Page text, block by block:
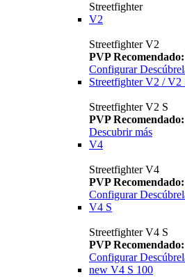
Streetfighter
V2
Streetfighter V2
PVP
Configurar
Streetfighter V2 / V2
Streetfighter V2 S
PVP
Descubrir más
V4
Streetfighter V4
PVP
Configurar
V4 S
Streetfighter V4 S
PVP
Configurar
new V4 S 100